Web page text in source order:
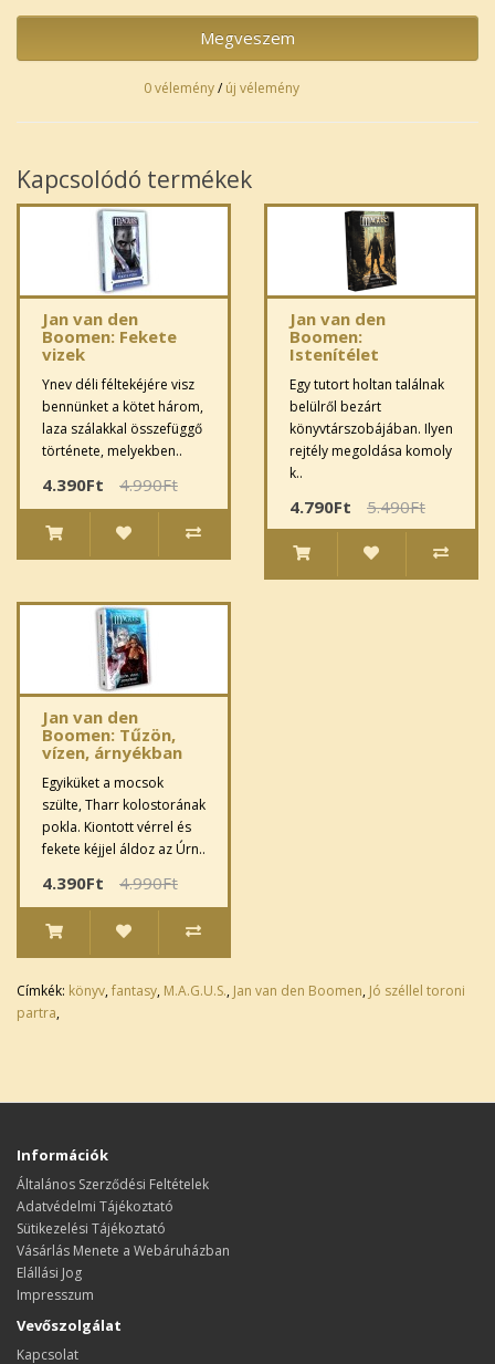
Megveszem
0 vélemény/új vélemény
Kapcsolódó termékek
Jan van den
Boomen: Fekete
vizek
Ynev déli féltekéjére visz
bennünket a kötet három,
laza szálakkal összefüggő
története, melyekben..
4.390Ft 4.990Ft
Jan van den
Boomen:
Istenítélet
Egy tutort holtan találnak
belülről bezárt
könyvtárszo­bájában. Ilyen
rejtély megoldása komoly
k..
4.790Ft 5.490Ft
Jan van den
Boomen: Tűzön,
vízen, árnyékban
Egyiküket a mocsok
szülte, Tharr kolostorának
pokla. Kiontott vérrel és
fekete kéjjel áldoz az Úrn..
4.390Ft 4.990Ft
Címkék: könyv,fantasy, M.A.G.U.S., Jan van den Boomen, Jó széllel toroni
partra,
Információk
Általános Szerződési Feltételek
Adatvédelmi Tájékoztató
Sütikezelési Tájékoztató
Vásárlás Menete a Webáruházban
Elállási Jog
Impresszum
Vevőszolgálat
Kapcsolat